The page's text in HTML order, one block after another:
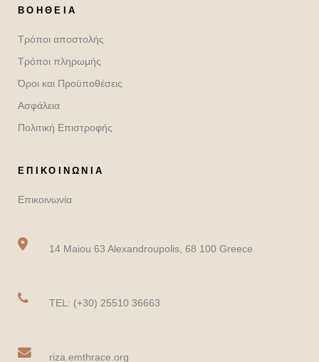
ΒΟΉΘΕΙΑ
Τρόποι αποστολής
Τρόποι πληρωμής
Όροι και Προϋποθέσεις
Ασφάλεια
Πολιτική Επιστροφής
ΕΠΙΚΟΙΝΩΝΙΑ
Επικοινωνία
14 Maiou 63 Alexandroupolis, 68 100 Greece
TEL: (+30) 25510 36663
riza.emthrace.org